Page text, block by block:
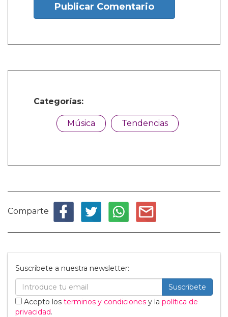
Publicar Comentario
Categorías:
Música Tendencias
Comparte
Suscribete a nuestra newsletter:
Suscribete
Acepto los terminos y condiciones y la política de
privacidad.